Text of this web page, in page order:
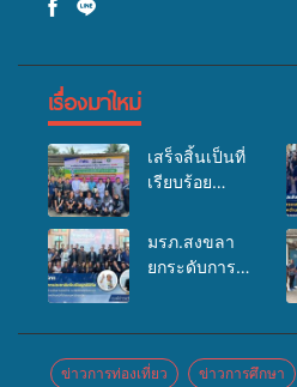
เรื่องมาใหม่
เสร็จสิ้นเป็นที่
เรียบร้อย
เคลื่อนที่
บริการด้าน
สุขภาพแก่
มรภ.สงขลา
ยกระดับการ
องค์ความรู้
ข่าวการท่องเที่ยว ข่าวการศึกษา